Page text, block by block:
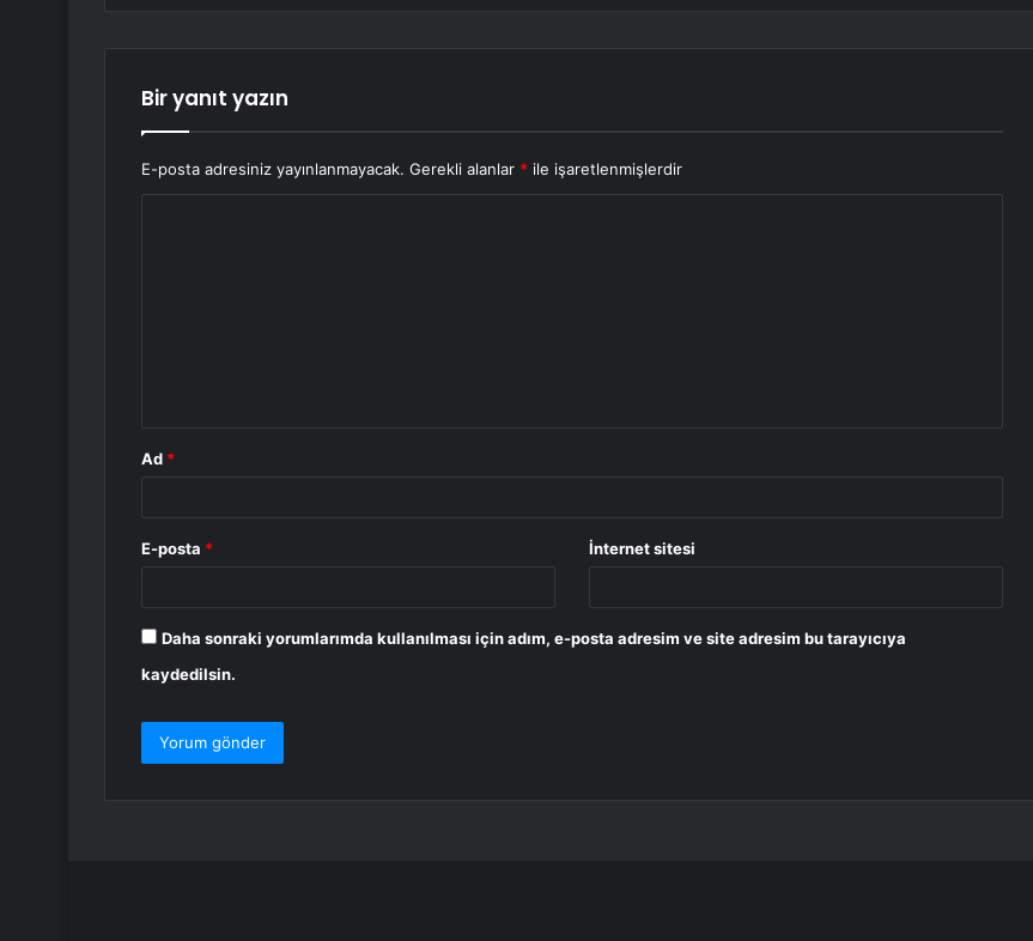
Bir yanıt yazın
E-posta adresiniz yayınlanmayacak. Gerekli alanlar * ile işaretlenmişlerdir
Ad *
E-posta * İnternet sitesi
Daha sonraki yorumlarımda kullanılması için adım, e-posta adresim ve site adresim bu tarayıcıya
kaydedilsin.